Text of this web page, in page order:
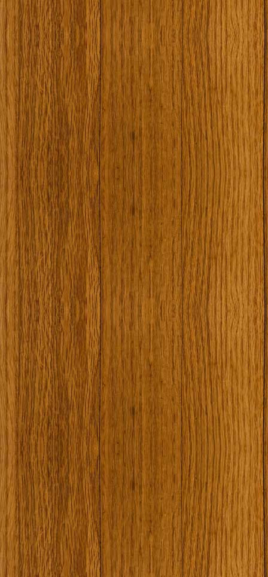
Наши туристически обекти Някой ден… Открит музей
Фото галерия